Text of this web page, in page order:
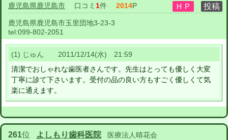
鹿児島県鹿児島市 口コミ 1件 2014P
鹿児島県鹿児島市玉里団地3-23-3
tel:099-802-2051
(1) じゅん 2011/12/14(水) 21:59
清潔でおしゃれな歯医者さんです。先生はとっても優しく大変
丁寧に診て下さいます。受付の品の良い方もすごく優しくて気
楽に通えます。
261位 よしもり歯科医院
医療法人晴花会